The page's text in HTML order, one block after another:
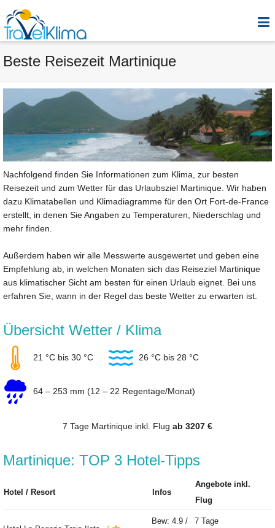
Beste Reisezeit Martinique
Nachfolgend finden Sie Informationen zum Klima, zur besten
Reisezeit und zum Wetter für das Urlaubsziel Martinique. Wir haben
dazu Klimatabellen und Klimadiagramme für den Ort Fort-de-France
erstellt, in denen Sie Angaben zu Temperaturen, Niederschlag und
mehr finden.
Außerdem haben wir alle Messwerte ausgewertet und geben eine
Empfehlung ab, in welchen Monaten sich das Reiseziel Martinique
aus klimatischer Sicht am besten für einen Urlaub eignet. Bei uns
erfahren Sie, wann in der Regel das beste Wetter zu erwarten ist.
Übersicht Wetter / Klima
21 °C bis 30 °C 26 °C bis 28 °C
64 – 253 mm (12 – 22 Regentage/Monat)
7 Tage Martinique inkl. Flug ab 3207 €
Martinique: TOP 3 Hotel-Tipps
Hotel / Resort Infos
Angebote inkl.
Flug
Bew: 4.9 /
7 Tage